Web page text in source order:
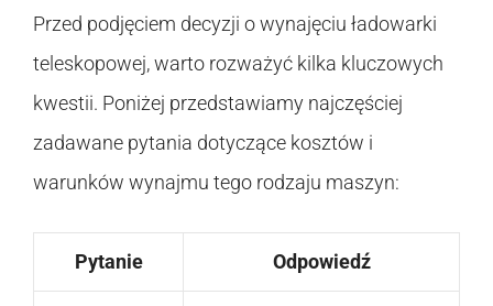
Przed podjęciem decyzji o wynajęciu ładowarki
teleskopowej, warto rozważyć kilka kluczowych
kwestii. Poniżej przedstawiamy najczęściej
zadawane pytania dotyczące kosztów i
warunków wynajmu tego rodzaju maszyn:
Pytanie Odpowiedź